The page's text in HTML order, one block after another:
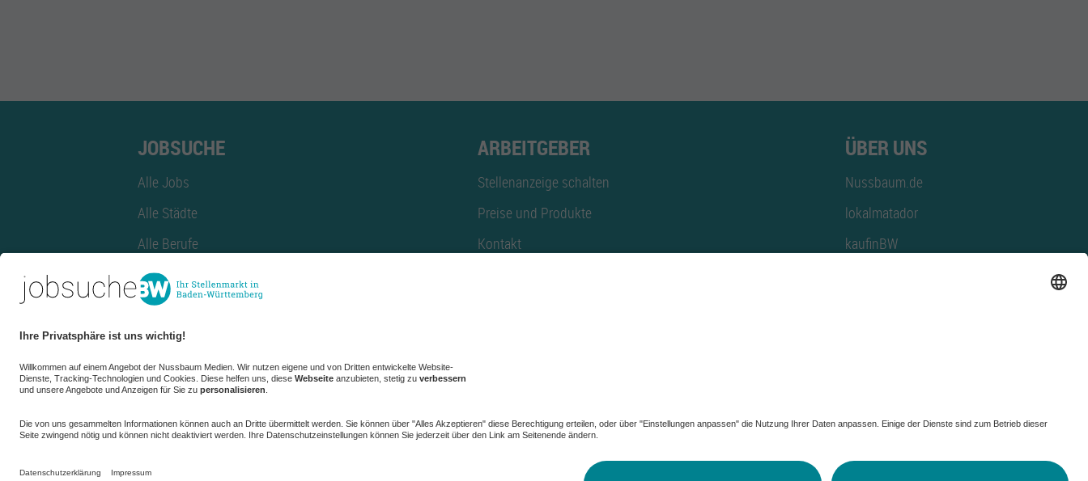
JOBSUCHE
Alle Jobs
Alle Städte
Alle Berufe
Alle Berufe nach Stadt
Alle Tätigkeitsbereiche
Alle Tätigkeitsbereiche nach Stadt
azubiBW.de
Minijobs
Firmenprofil
ARBEITGEBER
Stellenanzeige schalten
Preise und Produkte
Kontakt
ÜBER UNS
Nussbaum.de
lokalmatador
kaufinBW